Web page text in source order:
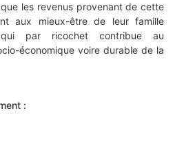
les revenus provenant de cette
aux mieux-être de leur famille
par ricochet contribue au
économique voire durable de la
: